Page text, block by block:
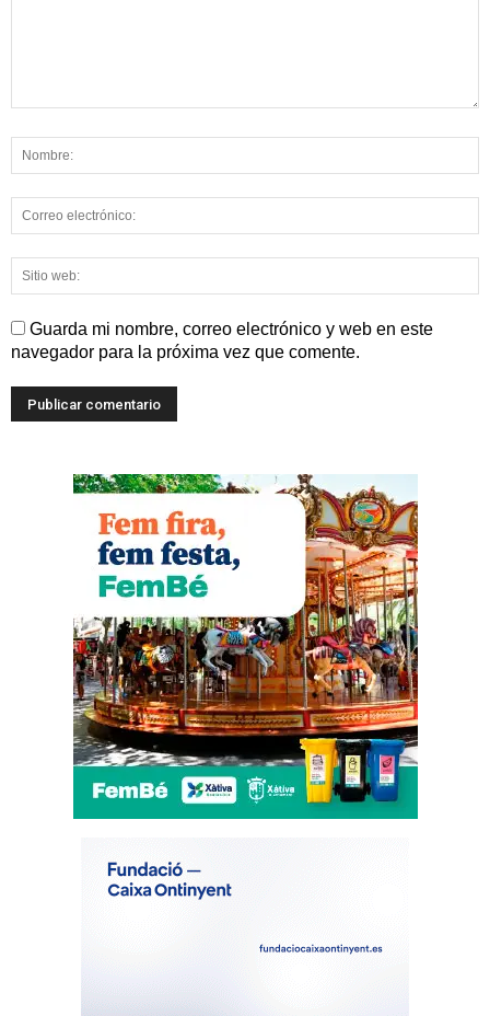
Guarda mi nombre, correo electrónico y web en este
navegador para la próxima vez que comente.